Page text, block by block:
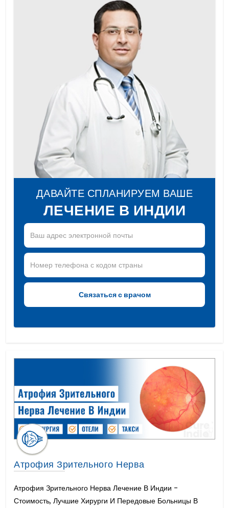
ДАВАЙТЕ СПЛАНИРУЕМ ВАШЕ
ЛЕЧЕНИЕ В ИНДИИ
Атрофия Зрительного Нерва
Атрофия Зрительного Нерва Лечение В Индии -
Стоимость, Лучшие Хирурги И Передовые Больницы В